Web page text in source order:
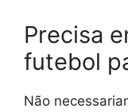
Precisa
futebol
Não